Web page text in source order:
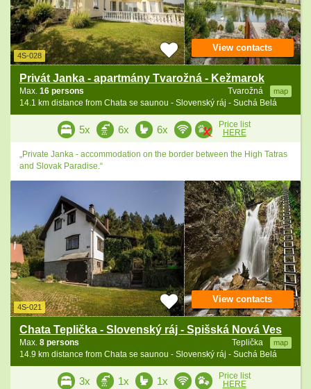
4S-028
Privát Janka - apartmány Tvarožná - Kežmarok
Tvarožná map
Max. 16 persons
14.1 km distance from Chata se saunou - Slovenský ráj - Suchá Belá
View contacts
5x 6x 6x
Price list
HERE
„Private Janka - accommodation on the border between the High Tatras
and Slovak Paradise.“
4S-021
Chata Teplička - Slovenský ráj - Spišská Nová Ves
Teplička map
Max. 8 persons
14.9 km distance from Chata se saunou - Slovenský ráj - Suchá Belá
View contacts
3x 1x 1x
Price list
HERE